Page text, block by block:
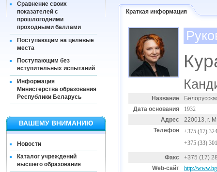
Сравнение своих
показателей с
прошлогодними
проходными баллами
Поступающим на целевые
места
Поступающим без
вступительных испытаний
Информация
Министерства образования
Республики Беларусь
ВАШЕМУ ВНИМАНИЮ
Новости
Каталог учреждений
высшего образования
Краткая информация
Название
Дата основания
1932
Адрес
220013, г.
Телефон
+375 (17)
+375 (33)
Факс
+375 (17)
Web-сайт
http://